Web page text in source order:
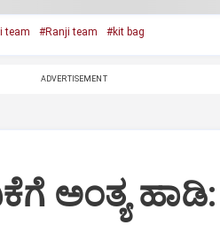
team #Ranji team #kit bag
ADVERTISEMENT
ಅಂತ್ಯ ಹಾಡಿ: